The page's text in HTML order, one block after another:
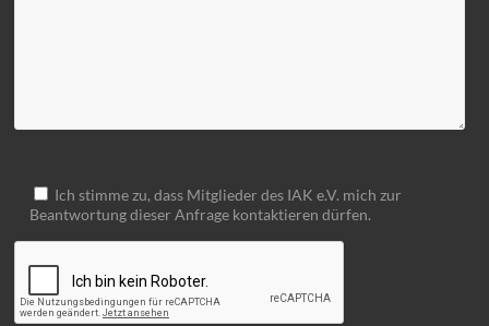
Ich stimme zu, dass Mitglieder des IAK e.V. mich zur
Beantwortung dieser Anfrage kontaktieren dürfen.